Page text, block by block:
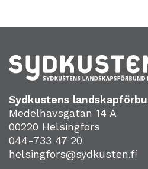
Sydkustens
Medelhavsgatan 14 A
00220 Helsingfors
044-733 47 20
helsingfors@sydkusten.fi